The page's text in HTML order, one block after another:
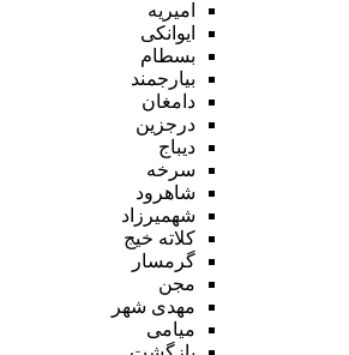
امیریه
ایوانکی
بسطام
بیارجمند
دامغان
درجزین
دیباج
سرخه
شاهرود
شهمیرزاد
کلاته خیج
گرمسار
مجن
مهدی شهر
میامی